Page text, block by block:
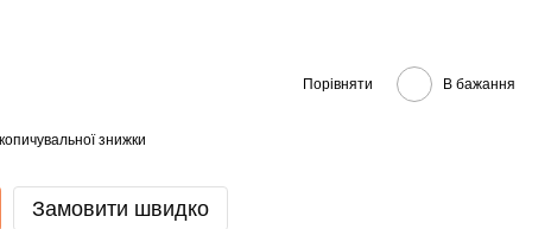
Порівняти В бажання
знижки
Замовити швидко